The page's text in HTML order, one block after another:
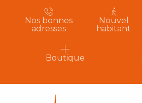
Nos bonnes
adresses
Nouvel
habitant
Boutique